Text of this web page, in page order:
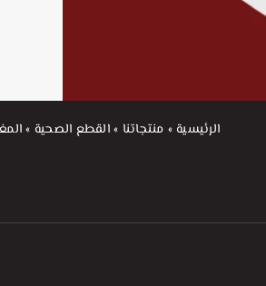
الرئيسية » منتجاتنا »القطع الصحية »